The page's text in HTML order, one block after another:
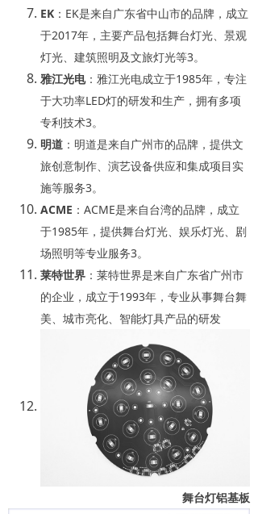
EK ‌：EK是来自广东省中山市的品牌，成立
于2017年，主要产品包括舞台灯光、景观
灯光、建筑照明及文旅灯光等‌3。
雅江光电‌：雅江光电成立于1985年，专注
于大功率LED灯的研发和生产，拥有多项
专利技术‌3。
明道 ‌：明道是来自广州市的品牌，提供文
旅创意制作、演艺设备供应和集成项目实
施等服务‌3。
ACME ‌：ACME是来自台湾的品牌，成立
于1985年，提供舞台灯光、娱乐灯光、剧
场照明等专业服务‌3。
莱特世界 ‌：莱特世界是来自广东省广州市
的企业，成立于1993年，专业从事舞台舞
美、城市亮化、智能灯具产品的研发‌
舞台灯铝基板